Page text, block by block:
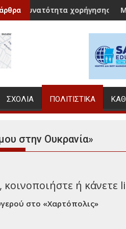
χορήγησης επιδόματος
Μικρά και
ΣΧΌΛΙΑ ΠΟΛΙΤΙΣΤΙΚΆ
στην Ουκρανία»
ή κάνετε
στο «Χαρτόπολις»